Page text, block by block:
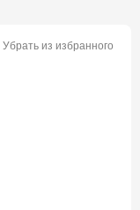
Убрать из избранного